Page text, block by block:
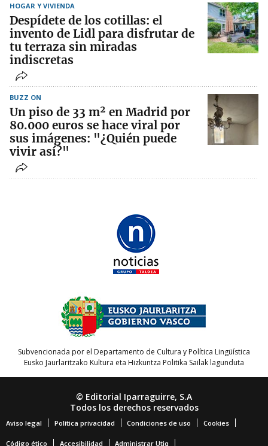
HOGAR Y VIVIENDA
Despídete de los cotillas: el
invento de Lidl para disfrutar de
tu terraza sin miradas
indiscretas
BUZZ ON
Un piso de 33 m² en Madrid por
80.000 euros se hace viral por
sus imágenes: "¿Quién puede
vivir así?"
Subvencionada por el Departamento de Cultura y Política Lingüística
Eusko Jaurlaritzako Kultura eta Hizkuntza Politika Sailak lagunduta
© Editorial Iparraguirre, S.A
Todos los derechos reservados
Aviso legal Política privacidad Condiciones de uso Cookies
Código ético Accesibilidad Administrar Utiq